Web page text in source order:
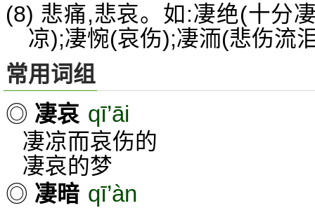
(8) 悲痛,悲哀。如:凄绝(十分
凉);凄惋(哀伤);凄洏(悲伤流
常用词组
◎ 凄哀 qī’āi
凄凉而哀伤的
凄哀的梦
◎ 凄暗 qī’àn